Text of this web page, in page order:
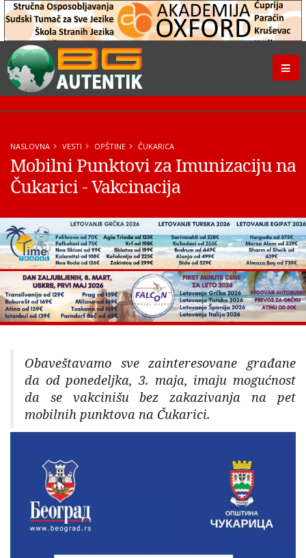
NASLOVNA VESTI OPŠTINE ČUKARICA
Mobilni Punktovi za Imunizaciju na
Čukarici - Vakcinacija
Obaveštavamo sve zainteresovane građane
da od ponedeljka, 3. maja, imaju mogućnost
da se vakcinišu bez zakazivanja na pet
mobilnih punktova na Čukarici.